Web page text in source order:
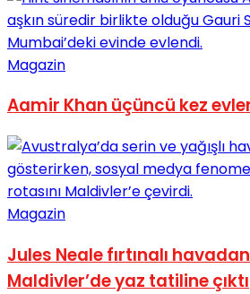
Magazin
Aamir Khan üçüncü kez
Magazin
Jules Neale fırtınalı
Maldivler’de yaz tatiline çıktı